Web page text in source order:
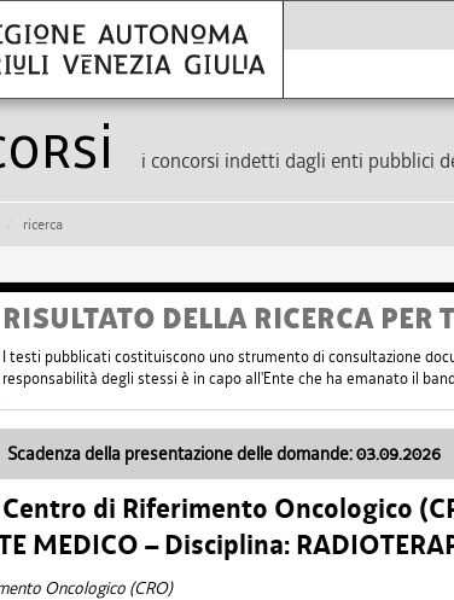
i concorsi indetti dagli enti pubblici
ricerca
RISULTATO DELLA RICERCA PER
I testi pubblicati costituiscono uno strumento di consultazione
responsabilità degli stessi è in capo all'Ente che ha emanato il
Scadenza della presentazione delle domande: 03.09.2026
di Riferimento Oncologico
MEDICO – Disciplina:
Oncologico (CRO)